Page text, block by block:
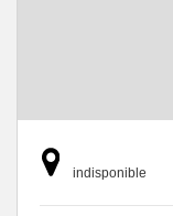
indisponible